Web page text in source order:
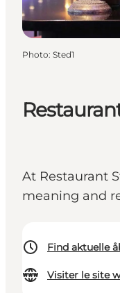
At Restaurant
meaning and
Find aktuelle
Visiter le site
Photo: Sted1